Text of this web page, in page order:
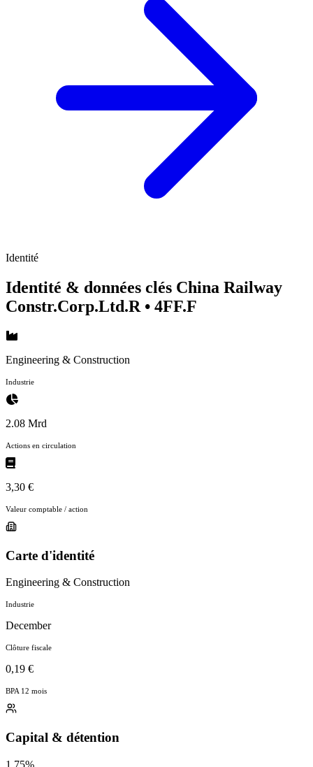
Identité
Identité & données clés China Railway
Constr.Corp.Ltd.R • 4FF.F
Engineering & Construction
Industrie
2.08 Mrd
Actions en circulation
3,30 €
Valeur comptable / action
Carte d'identité
Engineering & Construction
Industrie
December
Clôture fiscale
0,19 €
BPA 12 mois
Capital & détention
1.75%